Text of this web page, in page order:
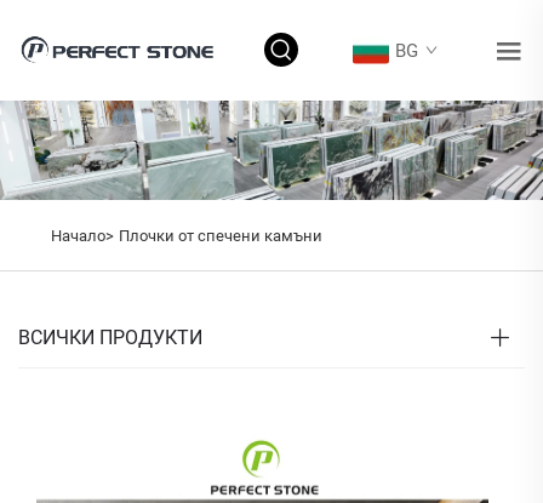
BG
Начало> Плочки от спечени камъни
ВСИЧКИ ПРОДУКТИ